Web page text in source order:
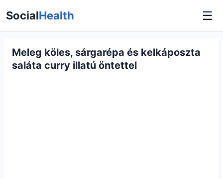
SocialHealth ☰
Meleg köles, sárgarépa és kelkáposzta
saláta curry illatú öntettel